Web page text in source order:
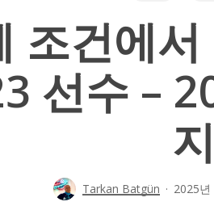
조건에
선수 –
지
Tarkan Batgün 2025년